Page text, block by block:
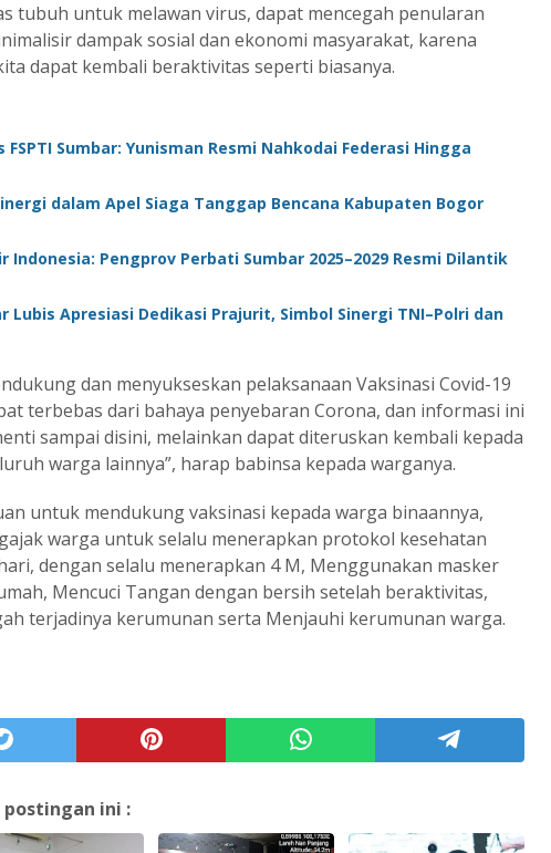
tubuh untuk melawan virus, dapat mencegah penularan
dampak sosial dan ekonomi masyarakat, karena
dapat kembali beraktivitas seperti biasanya.
Sumbar: Yunisman Resmi Nahkodai Federasi Hingga
dalam Apel Siaga Tanggap Bencana Kabupaten Bogor
Indonesia: Pengprov Perbati Sumbar 2025–2029 Resmi Dilantik
Lubis Apresiasi Dedikasi Prajurit, Simbol Sinergi TNI–Polri dan
dan menyukseskan pelaksanaan Vaksinasi Covid-19
terbebas dari bahaya penyebaran Corona, dan informasi ini
sampai disini, melainkan dapat diteruskan kembali kepada
warga lainnya”, harap babinsa kepada warganya.
untuk mendukung vaksinasi kepada warga binaannya,
warga untuk selalu menerapkan protokol kesehatan
dengan selalu menerapkan 4 M, Menggunakan masker
Mencuci Tangan dengan bersih setelah beraktivitas,
terjadinya kerumunan serta Menjauhi kerumunan warga.
ini :